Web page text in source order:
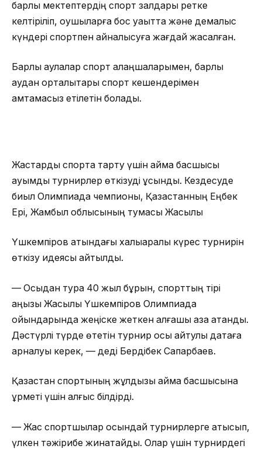
барлық мектептердің спорт залдары ретке
келтіріліп, оқушыларға бос уақытта және демалыс
күндері спортпен айналысуға жағдай жасалған.
Барлық аулалар спорт алаңшаларымен, барлық
аудан орталықтары спорт кешендерімен
қамтамасыз етілетін болады.
Жастарды спортқа тарту үшін аймақ басшысы
ауқымды турнирлер өткізуді ұсынды. Кездесуде
биыл Олимпиада чемпионы, Қазақстанның Еңбек
Ері, Жамбыл облысының тумасы Жақсылық
Үшкемпіров атындағы халықаралық күрес турнирін
өткізу идеясы айтылды.
— Осыдан тура 40 жыл бұрын, спорттың тірі
аңызы Жақсылық Үшкемпіров Олимпиада
ойындарында жеңіске жеткен алғашқы қазақ атанды.
Дәстүрлі түрде өтетін турнир осы айтулы датаға
арналуы керек, — деді Бердібек Сапарбаев.
Қазақстан спортының жұлдызы аймақ басшысына
құрметі үшін алғыс білдірді.
— Жас спортшылар осындай турнирлерге қатысып,
үлкен тәжірибе жинақтайды. Олар үшін турнирдегі